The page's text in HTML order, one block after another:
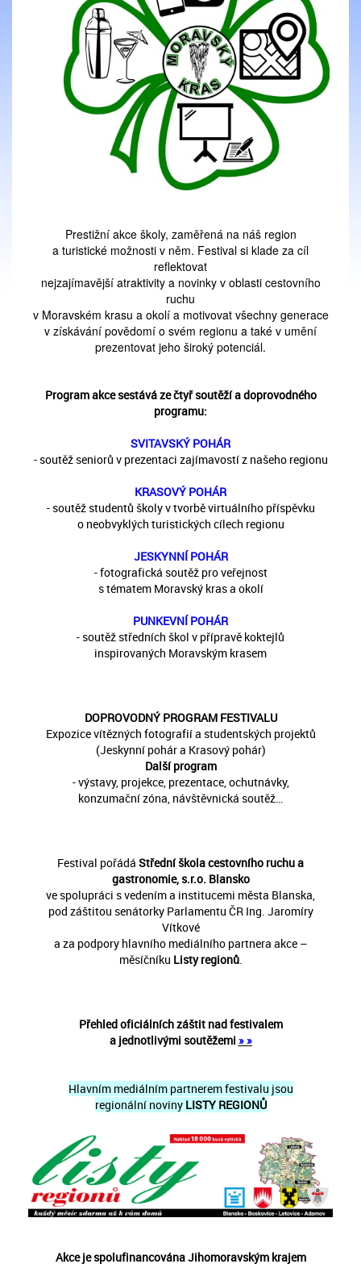
Prestižní akce školy, zaměřená na náš region
a turistické možnosti v něm. Festival si klade za cíl
reflektovat
nejzajímavější atraktivity a novinky v oblasti cestovního
ruchu
v Moravském krasu a okolí a motivovat všechny generace
v získávání povědomí o svém regionu a také v umění
prezentovat jeho široký potenciál.
Program akce sestává ze čtyř soutěží a doprovodného
programu:
SVITAVSKÝ POHÁR
- soutěž seniorů v prezentaci zajímavostí z našeho regionu
KRASOVÝ POHÁR
- soutěž studentů školy v tvorbě virtuálního příspěvku
o neobvyklých turistických cílech regionu
JESKYNNÍ POHÁR
- fotografická soutěž pro veřejnost
s tématem Moravský kras a okolí
PUNKEVNÍ POHÁR
- soutěž středních škol v přípravě koktejlů
inspirovaných Moravským krasem
DOPROVODNÝ PROGRAM FESTIVALU
Expozice vítězných fotografií a studentských projektů
(Jeskynní pohár a Krasový pohár)
Další program
- výstavy, projekce, prezentace, ochutnávky,
konzumační zóna, návštěvnická soutěž…
Festival pořádá Střední škola cestovního ruchu a
gastronomie, s.r.o. Blansko
ve spolupráci s vedením a institucemi města Blanska,
pod záštitou senátorky Parlamentu ČR Ing. Jaromíry
Vítkové
a za podpory hlavního mediálního partnera akce –
měsíčníku Listy regionů.
Přehled oficiálních záštit nad festivalem
a jednotlivými soutěžemi »»
Hlavním mediálním partnerem festivalu jsou
regionální novinyLISTY REGIONŮ
Akce je spolufinancována Jihomoravským krajem